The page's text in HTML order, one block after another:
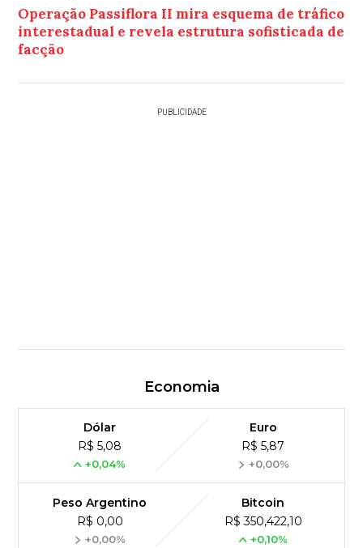
Operação Passiflora II mira esquema de tráfico
interestadual e revela estrutura sofisticada de
facção
PUBLICIDADE
Economia
Dólar
R$ 5,08
+0,04%
Euro
R$ 5,87
+0,00%
Peso Argentino
R$ 0,00
+0,00%
Bitcoin
R$ 350,422,10
+0,10%